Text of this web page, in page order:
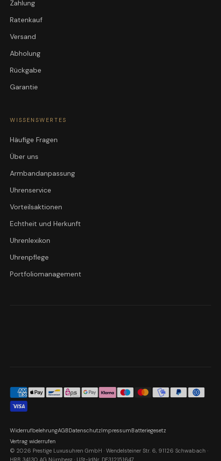
Zahlung
Ratenkauf
Versand
Abholung
Rückgabe
Garantie
WISSENSWERTES
Häufige Fragen
Über uns
Armbandanpassung
Uhrenservice
Vorteilsaktionen
Echtheit und Herkunft
Uhrenlexikon
Uhrenpflege
Portfoliomanagement
© 2026 Prestige Luxusuhren GmbH · Wendelsteiner Str. 6, 91126 Schwabach ·
HRB 34130 AG Nürnberg · USt-IdNr. DE312151647
WiderrufbelehrungAGBDatenschutzImpressumBatteriegesetz
Vertrag widerrufen